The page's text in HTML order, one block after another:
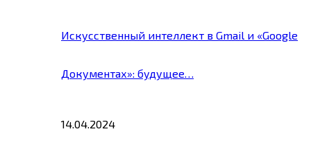
Искусственный интеллект в Gmail и «Google
Документах»: будущее…
14.04.2024